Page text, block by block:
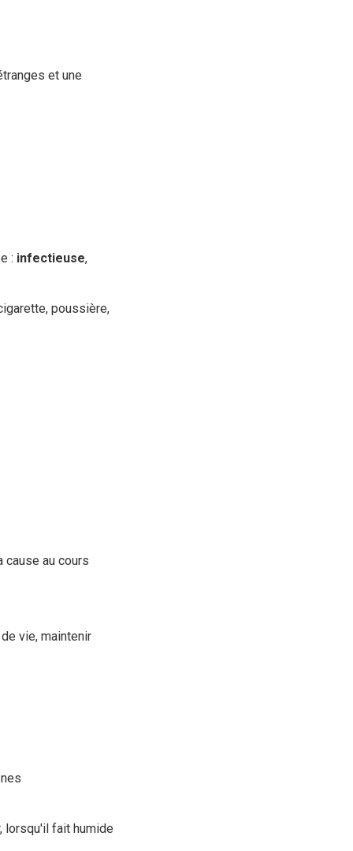
et une
: infectieuse,
poussière,
cause au cours
de vie, maintenir
lorsqu'il fait humide